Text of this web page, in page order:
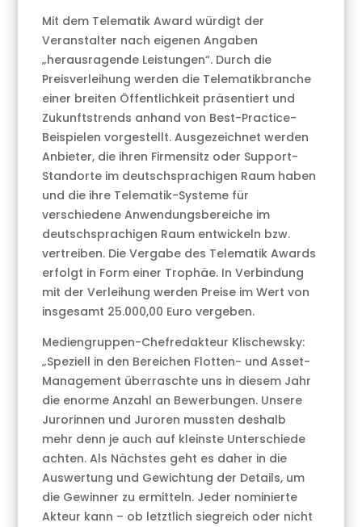
Mit dem Telematik Award würdigt der
Veranstalter nach eigenen Angaben
„herausragende Leistungen“. Durch die
Preisverleihung werden die Telematikbranche
einer breiten Öffentlichkeit präsentiert und
Zukunftstrends anhand von Best-Practice-
Beispielen vorgestellt. Ausgezeichnet werden
Anbieter, die ihren Firmensitz oder Support-
Standorte im deutschsprachigen Raum haben
und die ihre Telematik-Systeme für
verschiedene Anwendungsbereiche im
deutschsprachigen Raum entwickeln bzw.
vertreiben. Die Vergabe des Telematik Awards
erfolgt in Form einer Trophäe. In Verbindung
mit der Verleihung werden Preise im Wert von
insgesamt 25.000,00 Euro vergeben.
Mediengruppen-Chefredakteur Klischewsky:
„Speziell in den Bereichen Flotten- und Asset-
Management überraschte uns in diesem Jahr
die enorme Anzahl an Bewerbungen. Unsere
Jurorinnen und Juroren mussten deshalb
mehr denn je auch auf kleinste Unterschiede
achten. Als Nächstes geht es daher in die
Auswertung und Gewichtung der Details, um
die Gewinner zu ermitteln. Jeder nominierte
Akteur kann – ob letztlich siegreich oder nicht